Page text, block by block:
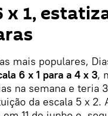
x 1,
mais populares,
6 x 1 para a 4 x 3,
na semana e teria
da escala 5 x 2.